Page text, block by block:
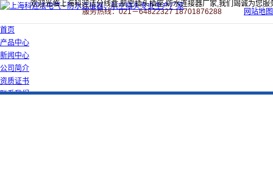
欢迎光临上海科迎法分线盒,航空插头插座,防水连接器厂家,我们竭诚为您服
服务热线：021－64822327 18701876288
网站地图
首页
产品中心
新闻中心
公司简介
资质证书
联系我们